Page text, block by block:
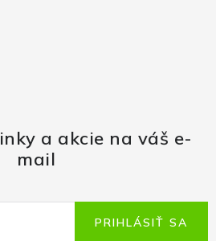
a akcie na váš e-
mail
PRIHLÁSIŤ SA